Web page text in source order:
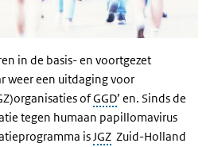
in de basis- en voortgezet
weer een uitdaging voor
ofGGD’ en. Sinds de
tegen humaan papillomavirus
isJGZ Zuid-Holland